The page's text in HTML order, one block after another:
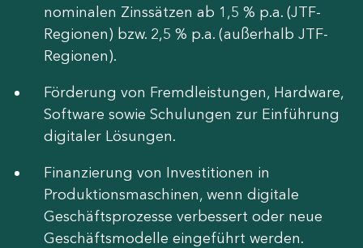
nominalen Zinssätzen ab 1,5 % p.a. (JTF-
Regionen) bzw. 2,5 % p.a. (außerhalb JTF-
Regionen).
Förderung von Fremdleistungen, Hardware,
Software sowie Schulungen zur Einführung
digitaler Lösungen.
Finanzierung von Investitionen in
Produktionsmaschinen, wenn digitale
Geschäftsprozesse verbessert oder neue
Geschäftsmodelle eingeführt werden.